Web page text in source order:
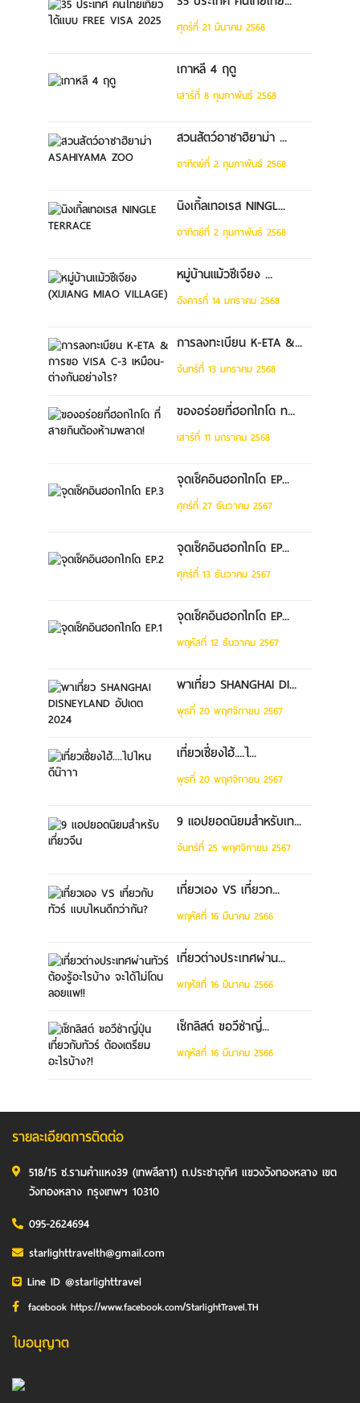
ศุกร์ที่ 21 มีนาคม 2568
เกาหลี 4 ฤดู
เสาร์ที่ 8 กุมภาพันธ์ 2568
สวนสัตว์อาซาฮิยาม่า ...
อาทิตย์ที่ 2 กุมภาพันธ์ 2568
นิงเกิ้ลเทอเรส NINGL...
อาทิตย์ที่ 2 กุมภาพันธ์ 2568
หมู่บ้านแม้วซีเจียง ...
อังคารที่ 14 มกราคม 2568
การลงทะเบียน K-ETA &...
จันทร์ที่ 13 มกราคม 2568
ของอร่อยที่ฮอกไกโด ท...
เสาร์ที่ 11 มกราคม 2568
จุดเช็คอินฮอกไกโด EP...
ศุกร์ที่ 27 ธันวาคม 2567
จุดเช็คอินฮอกไกโด EP...
ศุกร์ที่ 13 ธันวาคม 2567
จุดเช็คอินฮอกไกโด EP...
พฤหัสที่ 12 ธันวาคม 2567
พาเที่ยว SHANGHAI DI...
พุธที่ 20 พฤศจิกายน 2567
เที่ยวเซี่ยงไฮ้....ไ...
พุธที่ 20 พฤศจิกายน 2567
9 แอปยอดนิยมสำหรับเท...
จันทร์ที่ 25 พฤศจิกายน 2567
เที่ยวเอง VS เที่ยวก...
พฤหัสที่ 16 มีนาคม 2566
เที่ยวต่างประเทศผ่าน...
พฤหัสที่ 16 มีนาคม 2566
เช็กลิสต์ ขอวีซ่าญี่...
พฤหัสที่ 16 มีนาคม 2566
รายละเอียดการติดต่อ
518/15 ซ.รามคำแหง39 (เทพลีลา1) ถ.ประชาอุทิศ แขวงวังทองหลาง เขต
วังทองหลาง กรุงเทพฯ 10310
095-2624694
starlighttravelth@gmail.com
Line ID @starlighttravel
facebook https://www.facebook.com/StarlightTravel.TH
ใบอนุญาต